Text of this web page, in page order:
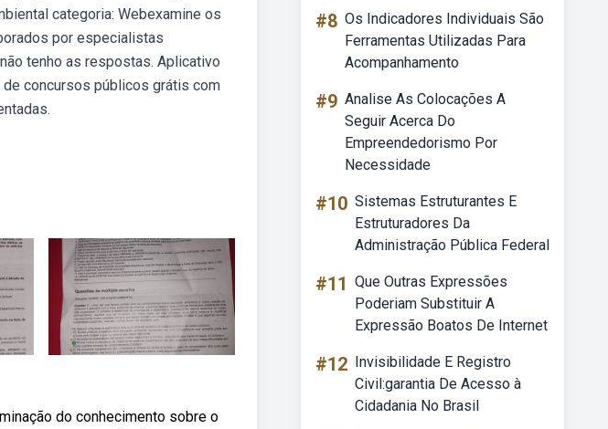
categoria: Webexamine os
por especialistas
tenho as respostas. Aplicativo
de concursos públicos grátis com
do conhecimento sobre o
#8 Os Indicadores Individuais São
Ferramentas Utilizadas Para
Acompanhamento
#9 Analise As Colocações A
Seguir Acerca Do
Empreendedorismo Por
Necessidade
#10 Sistemas Estruturantes E
Estruturadores Da
Administração Pública Federal
#11 Que Outras Expressões
Poderiam Substituir A
Expressão Boatos De Internet
#12 Invisibilidade E Registro
Civil:garantia De Acesso à
Cidadania No Brasil